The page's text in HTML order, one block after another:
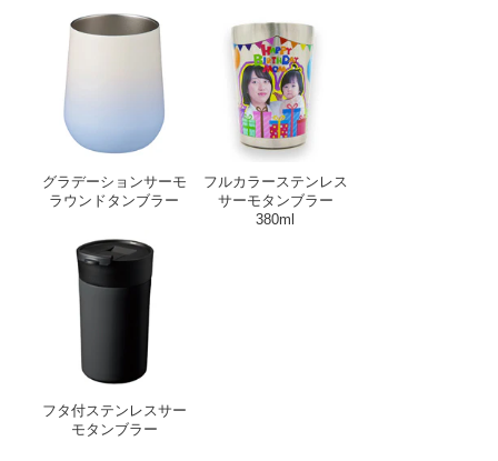
グラデーションサーモ
ラウンドタンブラー
フルカラーステンレス
サーモタンブラー
380ml
フタ付ステンレスサー
モタンブラー